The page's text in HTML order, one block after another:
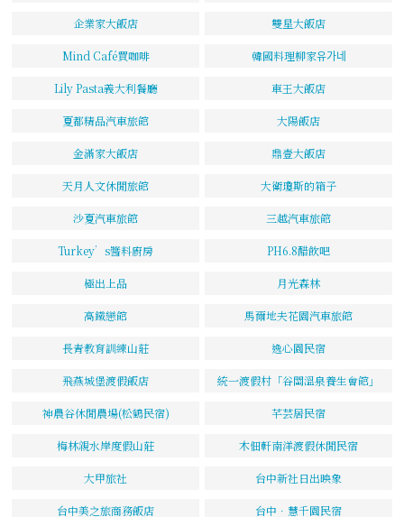
企業家大飯店 雙星大飯店
Mind Café買咖啡 韓國料理柳家유가네
Lily Pasta義大利餐廳 車王大飯店
夏都精品汽車旅館 大陽飯店
金滿家大飯店 鼎壹大飯店
天月人文休閒旅館 大衛瓊斯的箱子
沙夏汽車旅館 三越汽車旅館
Turkey’s醬料廚房 PH6.8醋飲吧
極出上品 月光森林
高鐵戀館 馬爾地夫花園汽車旅館
長青教育訓練山莊 逸心園民宿
飛燕城堡渡假飯店 統一渡假村「谷關溫泉養生會館」
神農谷休閒農場(松鶴民宿) 芊芸居民宿
梅林親水岸度假山莊 木佃軒南洋渡假休閒民宿
大甲旅社 台中新社日出映象
台中美之旅商務飯店 台中．慧千園民宿